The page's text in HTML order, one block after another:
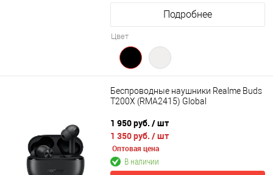
Подробнее
Цвет
Беспроводные наушники Realme Buds
T200X (RMA2415) Global
1 950 руб. / шт
1 350 руб. / шт
Оптовая цена
В наличии